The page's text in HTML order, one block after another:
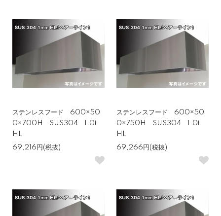
ステンレスフード 600×50
0×700H SUS304 1.0t
HL
69,216円(税抜)
ステンレスフード 600×50
0×750H SUS304 1.0t
HL
69,266円(税抜)